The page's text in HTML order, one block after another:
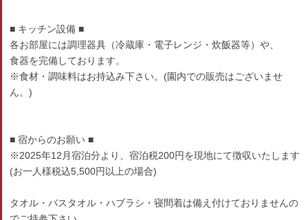
■ キッチン設備 ■
各お部屋には調理器具（冷蔵庫・電子レンジ・炊飯器等）や、
食器を完備しております。
※食材・調味料はお持込み下さい。(園内での販売はございませ
ん。)
■ 宿からのお願い ■
※2025年12月宿泊分より、宿泊税200円を現地にて徴収いたします
(お一人様税込5,500円以上の場合)
タオル・バスタオル・ハブラシ・寝間着は備え付けておりませんの